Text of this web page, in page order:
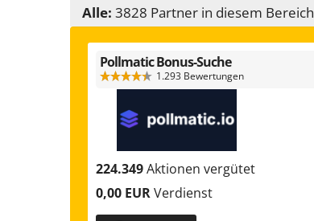
Alle: 3828 Partner in diesem Bereich
Pollmatic Bonus-Suche
1.293 Bewertungen
224.349Aktionen vergütet
0,00 EURVerdienst